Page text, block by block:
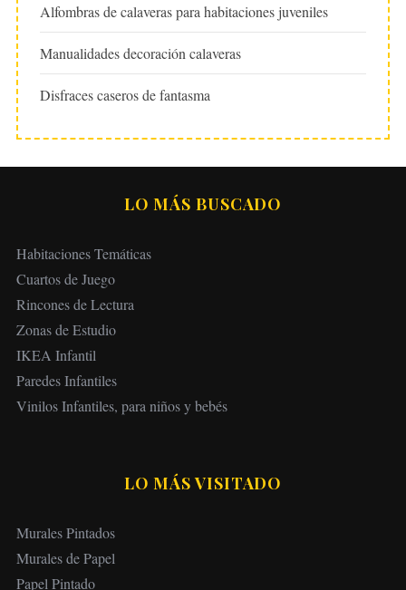
Alfombras de calaveras para habitaciones juveniles
Manualidades decoración calaveras
Disfraces caseros de fantasma
LO MÁS BUSCADO
Habitaciones Temáticas
Cuartos de Juego
Rincones de Lectura
Zonas de Estudio
IKEA Infantil
Paredes Infantiles
Vinilos Infantiles, para niños y bebés
LO MÁS VISITADO
Murales Pintados
Murales de Papel
Papel Pintado